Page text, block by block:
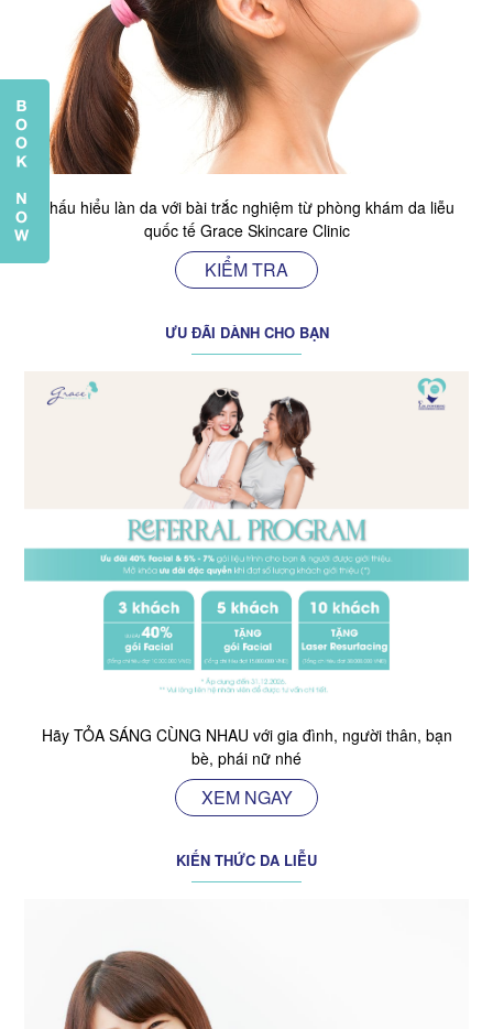
Thấu hiểu làn da với bài trắc nghiệm từ phòng khám da liễu
quốc tế Grace Skincare Clinic
KIỂM TRA
ƯU ĐÃI DÀNH CHO BẠN
Hãy TỎA SÁNG CÙNG NHAU với gia đình, người thân, bạn
bè, phái nữ nhé
XEM NGAY
KIẾN THỨC DA LIỄU